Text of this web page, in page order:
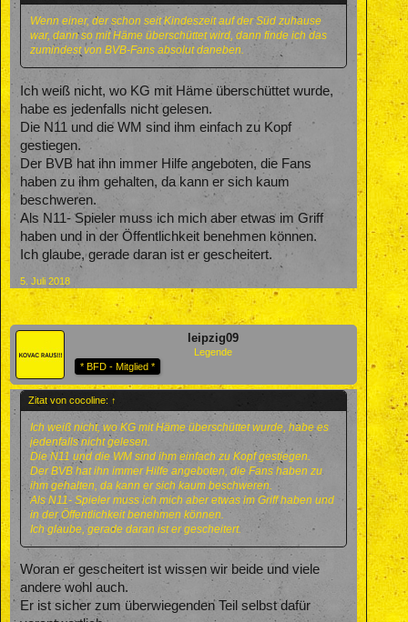
Wenn einer, der schon seit Kindeszeit auf der Süd zuhause
war, dann so mit Häme überschüttet wird, dann finde ich das
zumindest von BVB-Fans absolut daneben.
Ich weiß nicht, wo KG mit Häme überschüttet wurde,
habe es jedenfalls nicht gelesen.
Die N11 und die WM sind ihm einfach zu Kopf
gestiegen.
Der BVB hat ihn immer Hilfe angeboten, die Fans
haben zu ihm gehalten, da kann er sich kaum
beschweren.
Als N11- Spieler muss ich mich aber etwas im Griff
haben und in der Öffentlichkeit benehmen können.
Ich glaube, gerade daran ist er gescheitert.
5. Juli 2018
leipzig09
Legende
* BFD - Mitglied *
Zitat von cocoline: ↑
Ich weiß nicht, wo KG mit Häme überschüttet wurde, habe es
jedenfalls nicht gelesen.
Die N11 und die WM sind ihm einfach zu Kopf gestiegen.
Der BVB hat ihn immer Hilfe angeboten, die Fans haben zu
ihm gehalten, da kann er sich kaum beschweren.
Als N11- Spieler muss ich mich aber etwas im Griff haben und
in der Öffentlichkeit benehmen können.
Ich glaube, gerade daran ist er gescheitert.
Woran er gescheitert ist wissen wir beide und viele
andere wohl auch.
Er ist sicher zum überwiegenden Teil selbst dafür